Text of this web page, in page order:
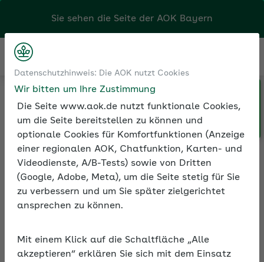
Datenschutzhinweis: Die AOK nutzt Cookies
Wir bitten um Ihre Zustimmung
Die Seite www.aok.de nutzt funktionale Cookies,
um die Seite bereitstellen zu können und
optionale Cookies für Komfortfunktionen (Anzeige
einer regionalen AOK, Chatfunktion, Karten- und
Videodienste, A/B-Tests) sowie von Dritten
(Google, Adobe, Meta), um die Seite stetig für Sie
zu verbessern und um Sie später zielgerichtet
ansprechen zu können.
Mit einem Klick auf die Schaltfläche „Alle
akzeptieren“ erklären Sie sich mit dem Einsatz
Klicken Sie hier, wenn Sie Ihre
AOK/Region wechseln möchten.
Seminarvideos Sozialversicherung
Seminarvideo: Fachkräfte aus dem Ausland gewinnen
Seminarvideo: Fachkräfte
aus dem Ausland
gewinnen
bringt viele Änderungen mit sich. Im
Online-Seminar erhalten Sie wertvolle